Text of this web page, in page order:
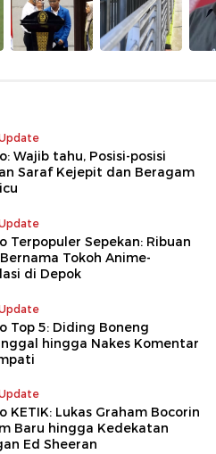
Wajib tahu, Posisi-posisi
Saraf Kejepit dan Beragam
Terpopuler Sepekan: Ribuan
Tokoh Anime-
di Depok
Top 5: Diding Boneng
hingga Nakes Komentar
KETIK: Lukas Graham Bocorin
Baru hingga Kedekatan
Ed Sheeran